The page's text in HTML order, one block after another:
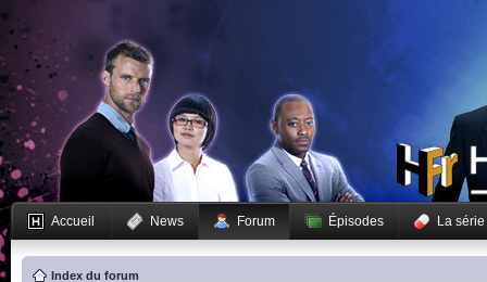
Accueil News Forum Épisodes La série
Index du forum